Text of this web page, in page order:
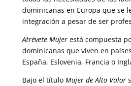
dominicanas en Europa que se
integración a pesar de ser
Atrévete Mujerestá compuesta
dominicanas que viven en
España, Eslovenia, Francia o
Bajo el título Mujer de Alto Valor